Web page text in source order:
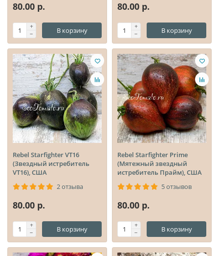
80.00 р.
В корзину
80.00 р.
В корзину
Rebel Starfighter VT16
(Звездный истребитель
VT16), США
2 отзыва
80.00 р.
В корзину
Rebel Starfighter Prime
(Мятежный звездный
истребитель Прайм), США
5 отзывов
80.00 р.
В корзину